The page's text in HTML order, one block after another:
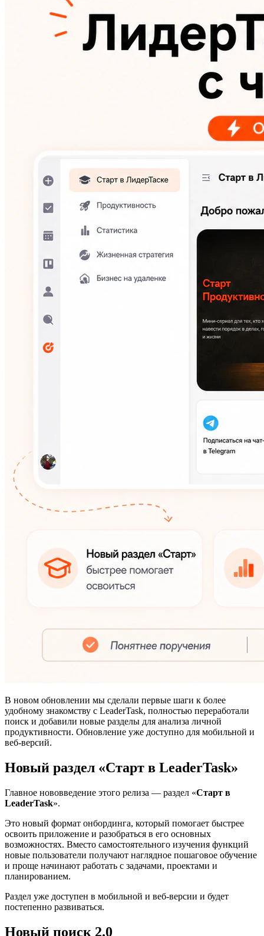
В новом обновлении мы сделали первые шаги к более
удобному знакомству с LeaderTask, полностью переработали
поиск и добавили новые разделы для анализа личной
продуктивности. Обновление уже доступно для мобильной и
веб-версий.
Новый раздел «Старт в LeaderTask»
Главное нововведение этого релиза — раздел «Старт в
LeaderTask».
Это новый формат онбординга, который помогает быстрее
освоить приложение и разобраться в его основных
возможностях. Вместо самостоятельного изучения функций
новые пользователи получают наглядное пошаговое обучение
и проще начинают работать с задачами, проектами и
планированием.
Раздел уже доступен в мобильной и веб-версии и будет
постепенно развиваться.
Новый поиск 2.0